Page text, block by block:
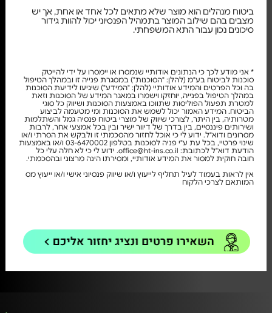
ביטוח מנהלים הוא מוצר שלא מתאים לכל אחד או אחת, אך יש
מצבים בהם שילוב המוצר בתמהיל הפנסיוני יכול להוות גידור
סיכונים נכון עבור התא המשפחתי.
* אני מודע לכך כי הנתונים אודותיי שנמסרו או יימסרו על ידי להייטק
סוכנות לביטוח בע"מ (להלן: "הסוכנות") במסגרת פנייה זו ובמהלך הטיפול
בה וכל הפרטים והמידע אודותיי (להלן: "המידע") שיגיעו לידיעת הסוכנות
במהלך הטיפול בפנייה, יוחזקו וישמרו במאגר המידע של הסוכנות וזאת
למטרת תפעול הפוליסות שתווכו באמצעות הסוכנות ושיווק כל סוגי
הביטוח. המידע האמור יכול לשמש את הסוכנות ומי מטעמה לביצוע
מטרותיה, בין היתר, לצורכי שיווק של מוצרי ביטוח פנסיה גמל והשתלמות
ושירותים פיננסיים, בין בדרך של דיוור ישיר ובין בכל אמצעי אחר, לרבות
מסרונים ודוא"ל. ידוע לי כי אוכל לחזור מהסכמתי זו ולבקש את הסרתי ו/או
שינוי פרטיי, בכל עת ע"י פניה לסוכנות בטלפון 03-6470002 ו/או באמצעות
הודעת דוא"ל לכתובת: office@ht-ins.co.il. ידוע לי כי לא חלה עלי כל
חובה חוקית למסור את המידע אודותיי, ומסירתו הינה מרצוני ובהסכמתי.
אין לראות בעמוד לעיל תחליף לייעוץ ו/או שיווק פנסיוני אישי ו/או ייעוץ מס
המותאם לצרכי הלקוח